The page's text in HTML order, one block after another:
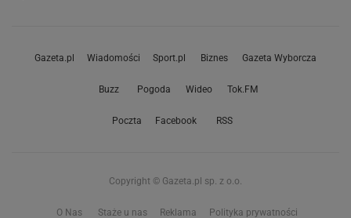
Gazeta.pl Wiadomości Sport.pl Biznes Gazeta Wyborcza
Buzz Pogoda Wideo Tok.FM
Poczta Facebook RSS
Copyright © Gazeta.pl sp. z o.o.
O Nas Staże u nas Reklama Polityka prywatności